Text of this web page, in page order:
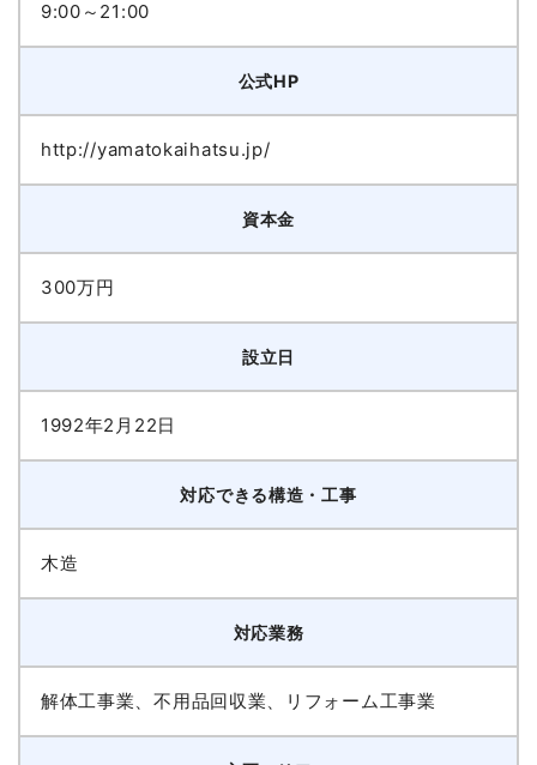
9:00～21:00
公式HP
http://yamatokaihatsu.jp/
資本金
300万円
設立日
1992年2月22日
対応できる構造・工事
木造
対応業務
解体工事業、不用品回収業、リフォーム工事業